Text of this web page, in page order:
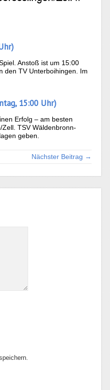
Anstoß ist um 15:00
den TV Unterboihingen. Im
15:00 Uhr)
Erfolg – am besten
TSV Wäldenbronn-
geben.
Nächster Beitrag →